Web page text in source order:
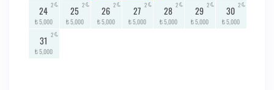
24
₺ 5,000
2 25
₺ 5,000
2 26
₺ 5,000
2 27
₺ 5,000
2 28
₺ 5,000
2 29
₺ 5,000
2 30
₺ 5,000
2
31
₺ 5,000
2